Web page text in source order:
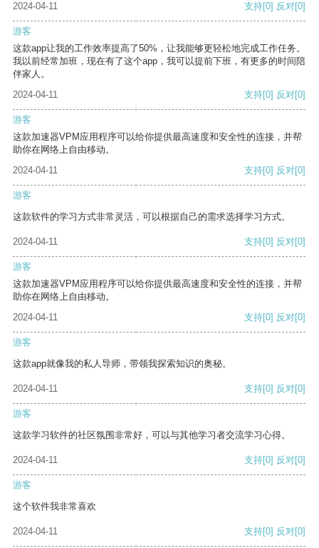
2024-04-11 支持[0] 反对[0]
游客
这款app让我的工作效率提高了50%，让我能够更轻松地完成工作任务。
我以前经常加班，现在有了这个app，我可以提前下班，有更多的时间陪
伴家人。
2024-04-11
支持[0] 反对[0]
游客
这款加速器VPM应用程序可以给你提供最高速度和安全性的连接，并帮
助你在网络上自由移动。
2024-04-11
支持[0] 反对[0]
游客
这款软件的学习方式非常灵活，可以根据自己的需求选择学习方式。
2024-04-11 支持[0] 反对[0]
游客
这款加速器VPM应用程序可以给你提供最高速度和安全性的连接，并帮
助你在网络上自由移动。
2024-04-11
支持[0] 反对[0]
游客
这款app就像我的私人导师，带领我探索知识的奥秘。
2024-04-11 支持[0] 反对[0]
游客
这款学习软件的社区氛围非常好，可以与其他学习者交流学习心得。
2024-04-11 支持[0] 反对[0]
游客
这个软件我非常喜欢
2024-04-11 支持[0] 反对[0]